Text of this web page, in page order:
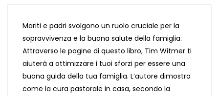
Mariti e padri svolgono un ruolo cruciale per la
sopravvivenza e la buona salute della famiglia.
Attraverso le pagine di questo libro, Tim Witmer ti
aiuterà a ottimizzare i tuoi sforzi per essere una
buona guida della tua famiglia. L’autore dimostra
come la cura pastorale in casa, secondo la